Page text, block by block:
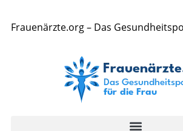
Frauenärzte.org – Das